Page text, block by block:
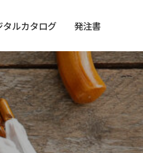
タルカタログ 発注書